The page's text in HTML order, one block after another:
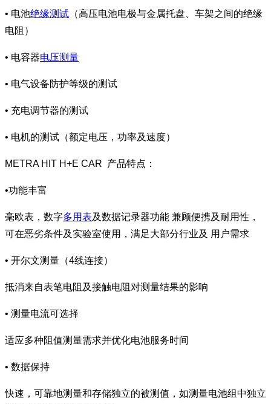
• 电池绝缘测试 （高压电池电极与金属托盘、车架之间的绝缘
电阻）
• 电容器电压测量
• 电气设备防护等级的测试
• 充电调节器的测试
• 电机的测试（额定电压，功率及速度）
METRA HIT H+E CAR 产品特点：
•功能丰富
毫欧表，数字多用表及数据记录器功能 兼顾便携及耐用性，
可在恶劣条件及实验室使用，满足大部分行业及 用户需求
• 开尔文测量（4线连接）
抵消来自表笔电阻及接触电阻对测量结果的影响
• 测量电流可选择
适应多种阻值测量需求并优化电池服务时间
• 数据保持
快速，可靠地测量和存储独立的被测值，如测量电池组中独立